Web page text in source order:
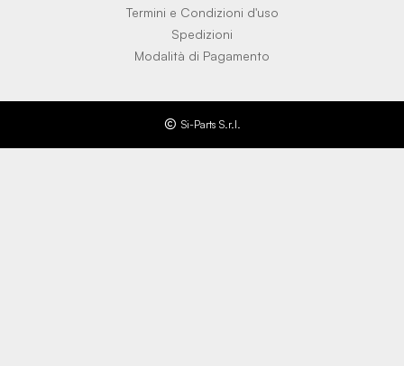
Termini e Condizioni d'uso
Spedizioni
Modalità di Pagamento
Si-Parts S.r.l.